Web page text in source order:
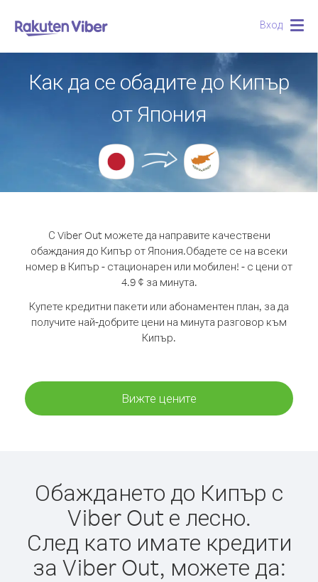
Вход
Как да се обадите до Кипър
от Япония
С Viber Out можете да направите качествени
обаждания до Кипър от Япония.Обадете се на всеки
номер в Кипър - стационарен или мобилен! - с цени от
4.9 ¢ за минута.
Купете кредитни пакети или абонаментен план, за да
получите най-добрите цени на минута разговор към
Кипър.
Вижте цените
Обаждането до Кипър с
Viber Out е лесно.
След като имате кредити
за Viber Out, можете да: